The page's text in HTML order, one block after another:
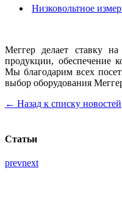
Низковольтное
Меггер делает ставку
продукции, обеспечение
Мы благодарим всех
выбор оборудования
← Назад к списку новостей
Статьи
prevnext